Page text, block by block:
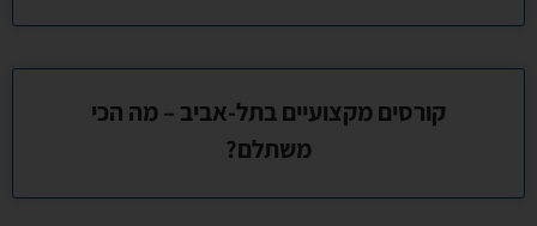
קורסים מקצועיים בתל-אביב – מה הכי
משתלם?